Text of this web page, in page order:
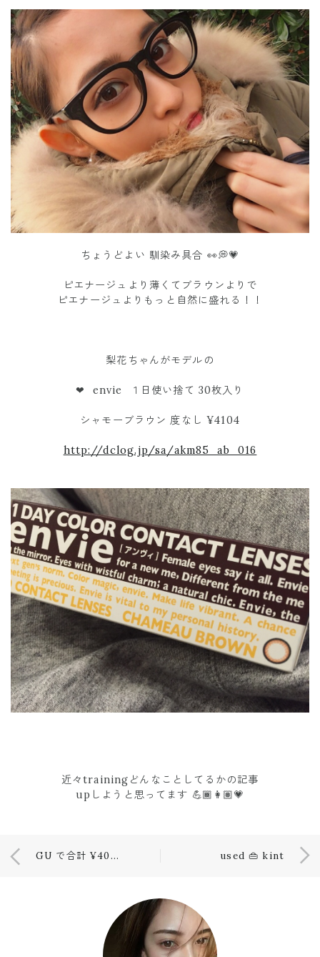
ちょうどよい 馴染み具合 👀💭💗
ピエナージュより薄くてブラウンよりで
ピエナージュよりもっと自然に盛れる！！
梨花ちゃんがモデルの
❤︎ envie １日使い捨て 30枚入り
シャモーブラウン 度なし ¥4104
http://dclog.jp/sa/akm85_ab_016
近々trainingどんなことしてるかの記事
upしようと思ってます 💪🏾👩🏽💗
GU で合計 ¥4000 👩🏽💕 used 👜 kint